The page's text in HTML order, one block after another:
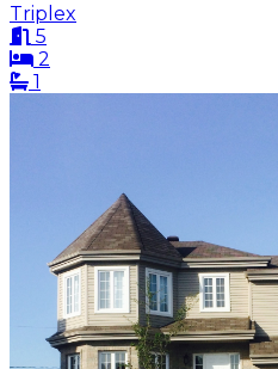
Triplex
5
2
1